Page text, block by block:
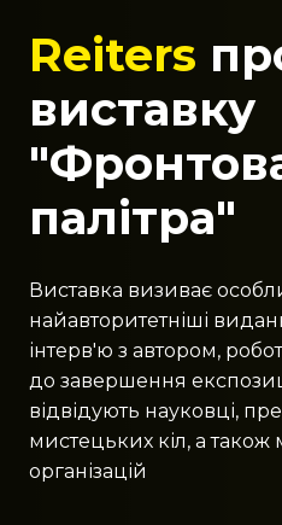
Reiters
виставку
палітра"
Виставка визиває
найавторитетніші
інтерв'ю з автором,
до завершення
відвідують науковці,
мистецьких кіл, а також
організацій